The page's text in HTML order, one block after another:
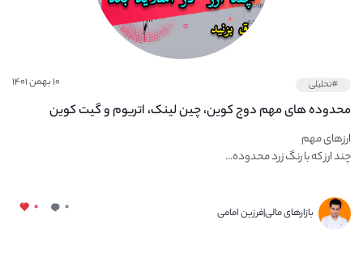
#تحلیلی ۱۰ بهمن ۱۴۰۱
محدوده های مهم دوج کوین، چین لینک، اتریوم و گیت کوین
ارزهای مهم
چند ارز که با رنگ زرد محدوده...
بازارهای مالی|فرزین امامی ۰ ۰